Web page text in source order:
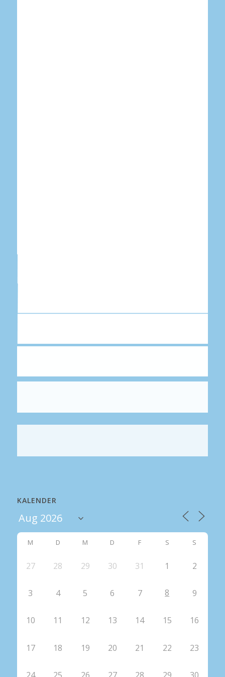
KALENDER
M D M D F S S
27 28 29 30 31 1 2
3 4 5 6 7 8 9
10 11 12 13 14 15 16
17 18 19 20 21 22 23